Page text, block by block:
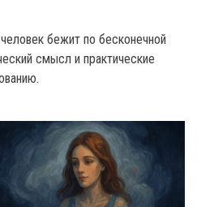
бежит по бесконечной
смысл и практические